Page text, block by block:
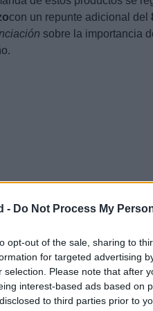
- Do Not Process My
opt-out of the sale, sharing to
for targeted advertising
selection. Please note that after
interest-based ads based on
to third parties prior to
con un repunte adicional del
sobre la importancia
aliada en la
consolidado como un
. Ofrecen
una protección eficaz